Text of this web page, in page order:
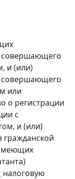
совершающего
и (или)
совершающего
или
о регистрации
с
и (или)
гражданской
налоговую